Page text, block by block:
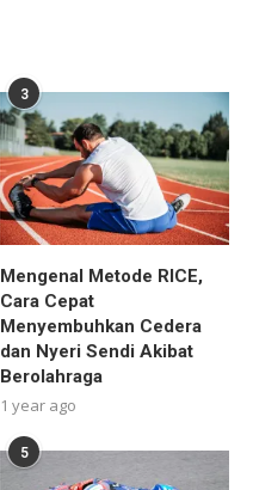
3
Mengenal Metode RICE,
Cara Cepat
Menyembuhkan Cedera
dan Nyeri Sendi Akibat
Berolahraga
1 year ago
5